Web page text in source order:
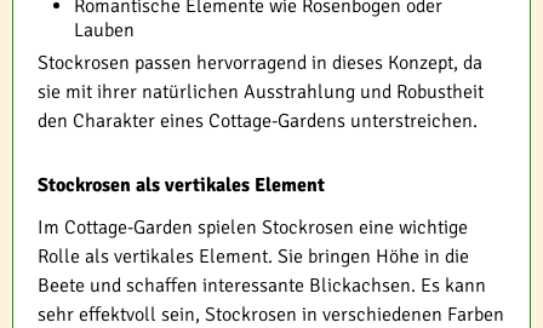
Romantische Elemente wie Rosenbogen oder
Lauben
Stockrosen passen hervorragend in dieses Konzept, da
sie mit ihrer natürlichen Ausstrahlung und Robustheit
den Charakter eines Cottage-Gardens unterstreichen.
Stockrosen als vertikales Element
Im Cottage-Garden spielen Stockrosen eine wichtige
Rolle als vertikales Element. Sie bringen Höhe in die
Beete und schaffen interessante Blickachsen. Es kann
sehr effektvoll sein, Stockrosen in verschiedenen Farben